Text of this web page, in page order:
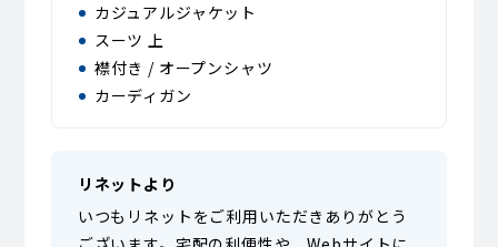
カジュアルジャケット
スーツ 上
襟付き / オープンシャツ
カーディガン
リネットより
いつもリネットをご利用いただきありがとう